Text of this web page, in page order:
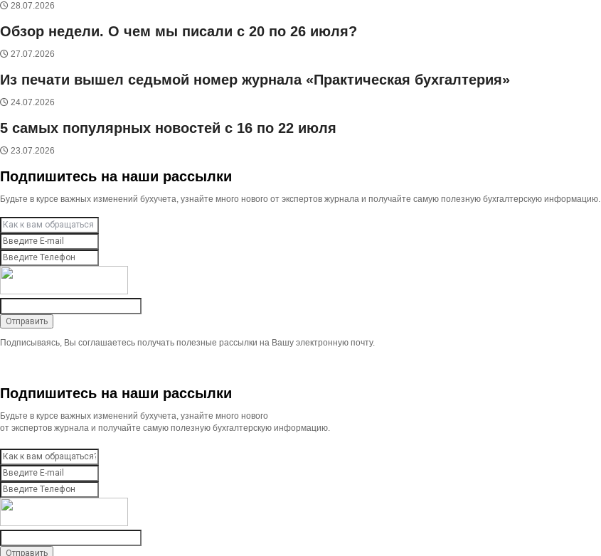
28.07.2026
Обзор недели. О чем мы писали с 20 по 26 июля?
27.07.2026
Из печати вышел седьмой номер журнала «Практическая бухгалтерия»
24.07.2026
5 самых популярных новостей с 16 по 22 июля
23.07.2026
Подпишитесь на наши рассылки
Будьте в курсе важных изменений бухучета, узнайте много нового от экспертов журнала и получайте самую полезную бухгалтерскую информацию.
Подписываясь, Вы соглашаетесь получать полезные рассылки на Вашу электронную почту.
Подпишитесь на наши рассылки
Будьте в курсе важных изменений бухучета, узнайте много нового
от экспертов журнала и получайте самую полезную бухгалтерскую информацию.